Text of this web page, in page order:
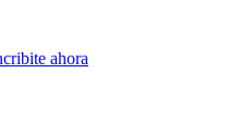
ahora